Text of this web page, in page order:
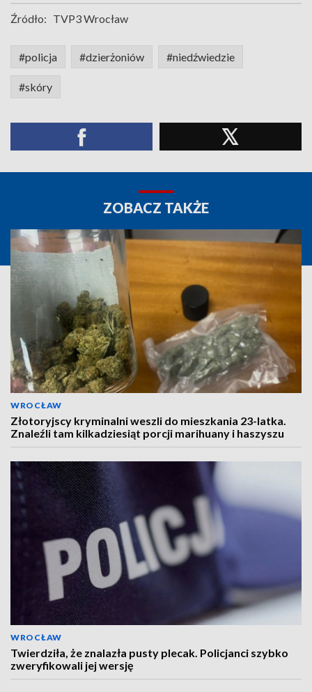
Źródło: TVP3 Wrocław
#policja #dzierżoniów #niedźwiedzie
#skóry
ZOBACZ TAKŻE
WROCŁAW
Złotoryjscy kryminalni weszli do mieszkania 23-latka.
Znaleźli tam kilkadziesiąt porcji marihuany i haszyszu
WROCŁAW
Twierdziła, że znalazła pusty plecak. Policjanci szybko
zweryfikowali jej wersję